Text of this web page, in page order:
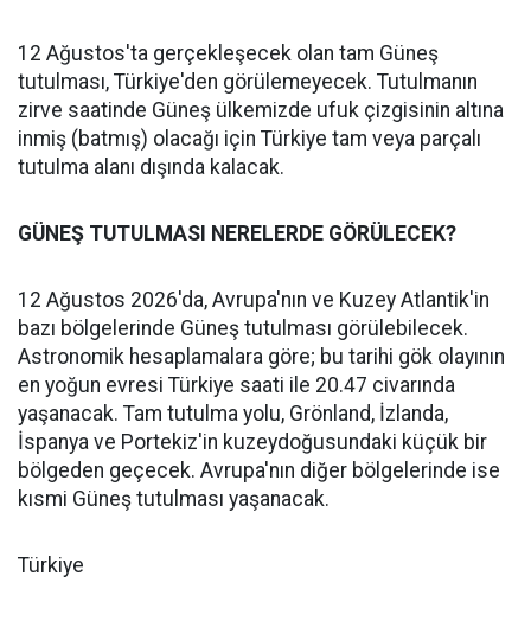
12 Ağustos'ta gerçekleşecek olan tam Güneş
tutulması, Türkiye'den görülemeyecek. Tutulmanın
zirve saatinde Güneş ülkemizde ufuk çizgisinin altına
inmiş (batmış) olacağı için Türkiye tam veya parçalı
tutulma alanı dışında kalacak.
GÜNEŞ TUTULMASI NERELERDE GÖRÜLECEK?
12 Ağustos 2026'da, Avrupa'nın ve Kuzey Atlantik'in
bazı bölgelerinde Güneş tutulması görülebilecek.
Astronomik hesaplamalara göre; bu tarihi gök olayının
en yoğun evresi Türkiye saati ile 20.47 civarında
yaşanacak. Tam tutulma yolu, Grönland, İzlanda,
İspanya ve Portekiz'in kuzeydoğusundaki küçük bir
bölgeden geçecek. Avrupa'nın diğer bölgelerinde ise
kısmi Güneş tutulması yaşanacak.
Türkiye